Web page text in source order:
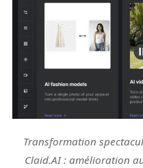
Transformation
Claid.AI : amélioration